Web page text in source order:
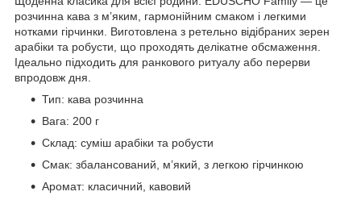
розчинна кава з м’яким, гармонійним смаком і легкими
нотками гірчинки. Виготовлена з ретельно відібраних зерен
арабіки та робусти, що проходять делікатне обсмаження.
Ідеально підходить для ранкового ритуалу або перерви
впродовж дня.
Тип: кава розчинна
Вага: 200 г
Склад: суміш арабіки та робусти
Смак: збалансований, м’який, з легкою гірчинкою
Аромат: класичний, кавовий